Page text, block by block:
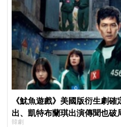
《魷魚遊戲》美國版衍生劇
出、凱特布蘭琪出演傳聞也破
韓劇